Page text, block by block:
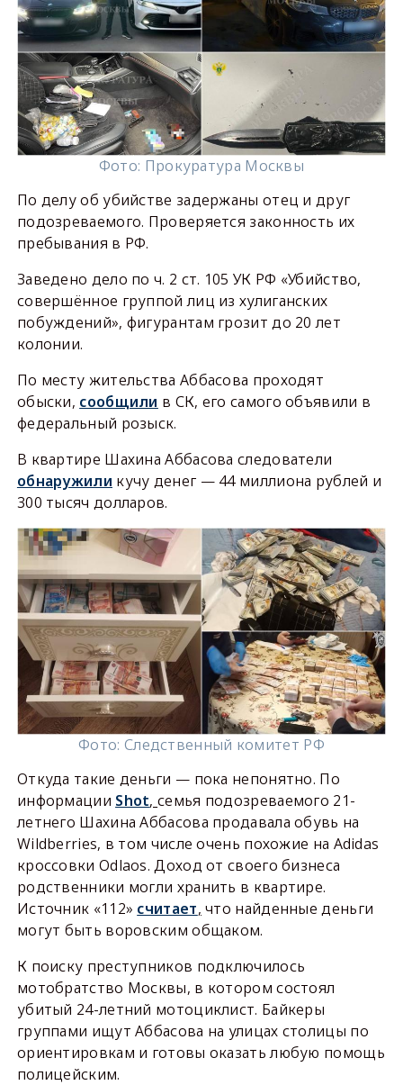
Фото: Прокуратура Москвы
По делу об убийстве задержаны отец и друг
подозреваемого. Проверяется законность их
пребывания в РФ.
Заведено дело по ч. 2 ст. 105 УК РФ «Убийство,
совершённое группой лиц из хулиганских
побуждений», фигурантам грозит до 20 лет
колонии.
По месту жительства Аббасова проходят
обыски, сообщили в СК, его самого объявили в
федеральный розыск.
В квартире Шахина Аббасова следователи
обнаружили кучу денег — 44 миллиона рублей и
300 тысяч долларов.
Фото: Следственный комитет РФ
Откуда такие деньги — пока непонятно. По
информации Shot,семья подозреваемого 21-
летнего Шахина Аббасова продавала обувь на
Wildberries, в том числе очень похожие на Adidas
кроссовки Odlaos. Доход от своего бизнеса
родственники могли хранить в квартире.
Источник «112» считает, что найденные деньги
могут быть воровским общаком.
К поиску преступников подключилось
мотобратство Москвы, в котором состоял
убитый 24-летний мотоциклист. Байкеры
группами ищут Аббасова на улицах столицы по
ориентировкам и готовы оказать любую помощь
полицейским.